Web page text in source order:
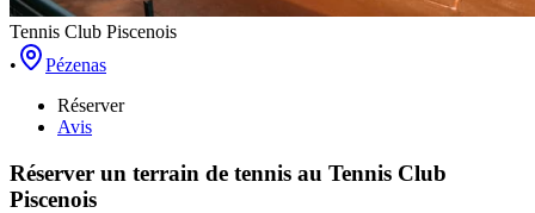
Tennis Club Piscenois
•
Pézenas
Réserver
Avis
Réserver un terrain de tennis au Tennis Club
Piscenois